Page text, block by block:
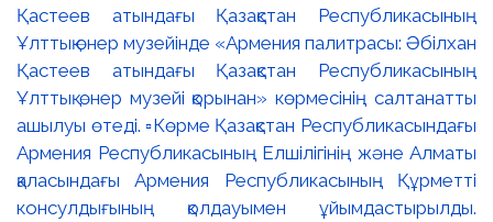
Қастеев атындағы Қазақстан Республикасының
Ұлттық өнер музейінде «Армения палитрасы: Әбілхан
Қастеев атындағы Қазақстан Республикасының
Ұлттық өнер музейі қорынан» көрмесінің салтанатты
ашылуы өтеді. ▫️Көрме Қазақстан Республикасындағы
Армения Республикасының Елшілігінің және Алматы
қаласындағы Армения Республикасының Құрметті
консулдығының қолдауымен ұйымдастырылды.